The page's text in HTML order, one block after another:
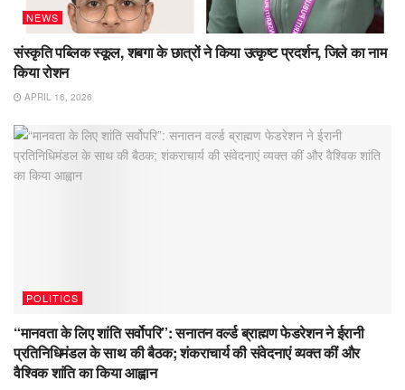
NEWS
संस्कृति पब्लिक स्कूल, शबगा के छात्रों ने किया उत्कृष्ट प्रदर्शन, जिले का नाम
किया रोशन
APRIL 16, 2026
POLITICS
“मानवता के लिए शांति सर्वोपरि”: सनातन वर्ल्ड ब्राह्मण फेडरेशन ने ईरानी
प्रतिनिधिमंडल के साथ की बैठक; शंकराचार्य की संवेदनाएं व्यक्त कीं और
वैश्विक शांति का किया आह्वान